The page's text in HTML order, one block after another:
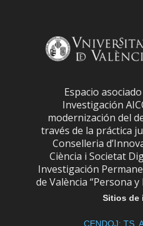
Espacio
Investigación
modernización del
través de la práctica
Conselleria
Ciència i Societat
Investigación
de València “Persona y
Sitios de
CENDOJ: TS,